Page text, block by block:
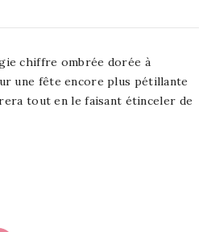
chiffre ombrée dorée à
une fête encore plus pétillante
tout en le faisant étinceler de